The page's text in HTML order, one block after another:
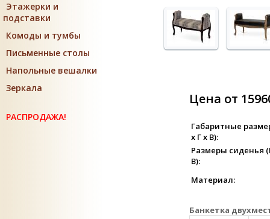
Этажерки и
подставки
Комоды и тумбы
Письменные столы
Напольные вешалки
Зеркала
РАСПРОДАЖА!
Цена от
Габаритные
х Г х В):
Размеры сиденья
В):
Материал:
Банкетка